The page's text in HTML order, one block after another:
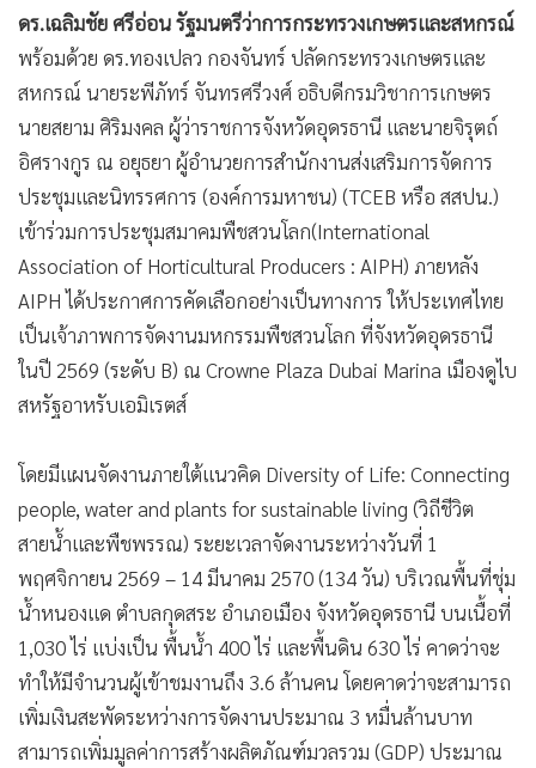
• Motoring
• เกม
• วิทยาศาสตร์
•
อินโดจีน
• กองทุนรวม
• Celeb Online
• Factcheck
• ญี่ปุ่น
• News1
ดร.เฉลิมชัย ศรีอ่อน รัฐมนตรีว่าการกระทรวงเกษตรและสหกรณ์
พร้อมด้วย ดร.ทองเปลว กองจันทร์ ปลัดกระทรวงเกษตรและ
สหกรณ์ นายระพีภัทร์ จันทรศรีวงศ์ อธิบดีกรมวิชาการเกษตร
นายสยาม ศิริมงคล ผู้ว่าราชการจังหวัดอุดรธานี และนายจิรุตถ์
อิศรางกูร ณ อยุธยา ผู้อำนวยการสำนักงานส่งเสริมการจัดการ
ประชุมและนิทรรศการ (องค์การมหาชน) (TCEB หรือ สสปน.)
เข้าร่วมการประชุมสมาคมพืชสวนโลก(International
Association of Horticultural Producers : AIPH) ภายหลัง
AIPH ได้ประกาศการคัดเลือกอย่างเป็นทางการ ให้ประเทศไทย
เป็นเจ้าภาพการจัดงานมหกรรมพืชสวนโลก ที่จังหวัดอุดรธานี
ในปี 2569 (ระดับ B) ณ Crowne Plaza Dubai Marina เมืองดูไบ
สหรัฐอาหรับเอมิเรตส์
โดยมีแผนจัดงานภายใต้แนวคิด Diversity of Life: Connecting
people, water and plants for sustainable living (วิถีชีวิต
สายน้ำและพืชพรรณ) ระยะเวลาจัดงานระหว่างวันที่ 1
พฤศจิกายน 2569 – 14 มีนาคม 2570 (134 วัน) บริเวณพื้นที่ชุ่ม
น้ำหนองแด ตำบลกุดสระ อำเภอเมือง จังหวัดอุดรธานี บนเนื้อที่
1,030 ไร่ แบ่งเป็น พื้นน้ำ 400 ไร่ และพื้นดิน 630 ไร่ คาดว่าจะ
ทำให้มีจำนวนผู้เข้าชมงานถึง 3.6 ล้านคน โดยคาดว่าจะสามารถ
เพิ่มเงินสะพัดระหว่างการจัดงานประมาณ 3 หมื่นล้านบาท
สามารถเพิ่มมูลค่าการสร้างผลิตภัณฑ์มวลรวม (GDP) ประมาณ